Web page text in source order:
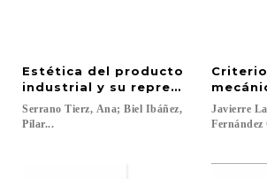
Estética del producto
industrial y su representación
Serrano Tierz, Ana; Biel Ibáñez,
Pilar...
Javierre